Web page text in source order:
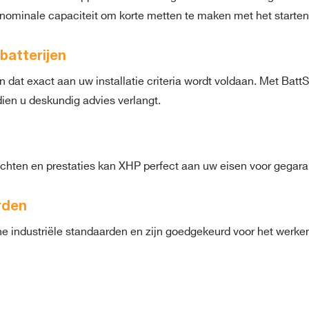
capaciteit om korte metten te maken met het
dat exact aan uw installatie criteria wordt voldaan. Met
u deskundig advies verlangt.
en prestaties kan XHP perfect aan uw eisen voor
industriële standaarden en zijn goedgekeurd voor het